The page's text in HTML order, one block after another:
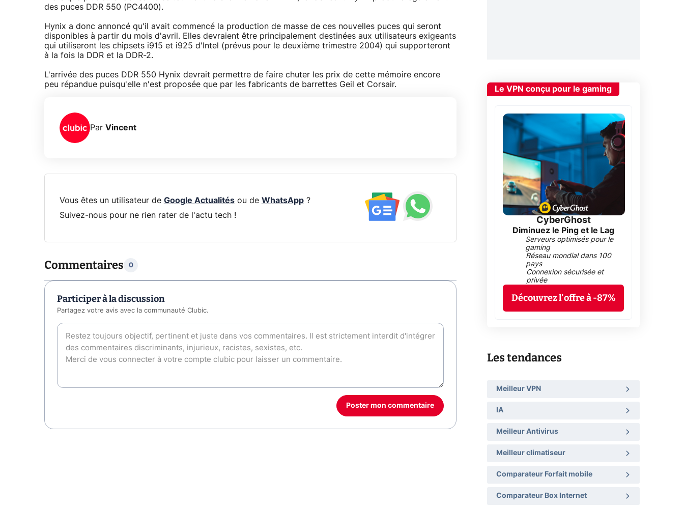
des puces DDR 550 (PC4400).
Hynix a donc annoncé qu'il avait commencé la production de masse de ces nouvelles puces qui seront
disponibles à partir du mois d'avril. Elles devraient être principalement destinées aux utilisateurs exigeants
qui utiliseront les chipsets i915 et i925 d'Intel (prévus pour le deuxième trimestre 2004) qui supporteront
à la fois la DDR et la DDR-2.
L'arrivée des puces DDR 550 Hynix devrait permettre de faire chuter les prix de cette mémoire encore
peu répandue puisqu'elle n'est proposée que par les fabricants de barrettes Geil et Corsair.
Par Vincent
Vous êtes un utilisateur de Google Actualitésou de WhatsApp?
Suivez-nous pour ne rien rater de l'actu tech !
Commentaires 0
Participer à la discussion
Partagez votre avis avec la communauté Clubic.
Poster mon commentaire
Le VPN conçu pour le gaming
CyberGhost
Diminuez le Ping et le Lag
Serveurs optimisés pour le
gaming
Réseau mondial dans 100
pays
Connexion sécurisée et
privée
Découvrez l'offre à -87%
Les tendances
Meilleur VPN
IA
Meilleur Antivirus
Meilleur climatiseur
Comparateur Forfait mobile
Comparateur Box Internet